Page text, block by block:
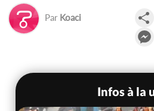
Par Koaci
Infos à la